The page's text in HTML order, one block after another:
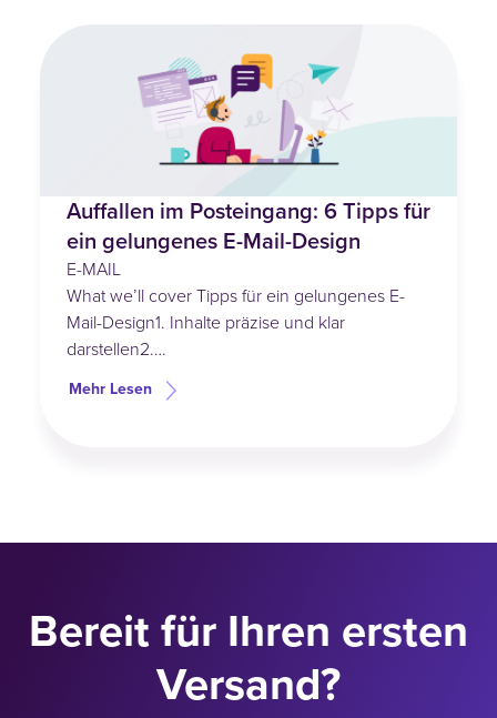
Auffallen im Posteingang: 6 Tipps für
ein gelungenes E-Mail-Design
E-MAIL
What we’ll cover Tipps für ein gelungenes E-
Mail-Design1. Inhalte präzise und klar
darstellen2.…
Mehr Lesen
Bereit für Ihren ersten
Versand?